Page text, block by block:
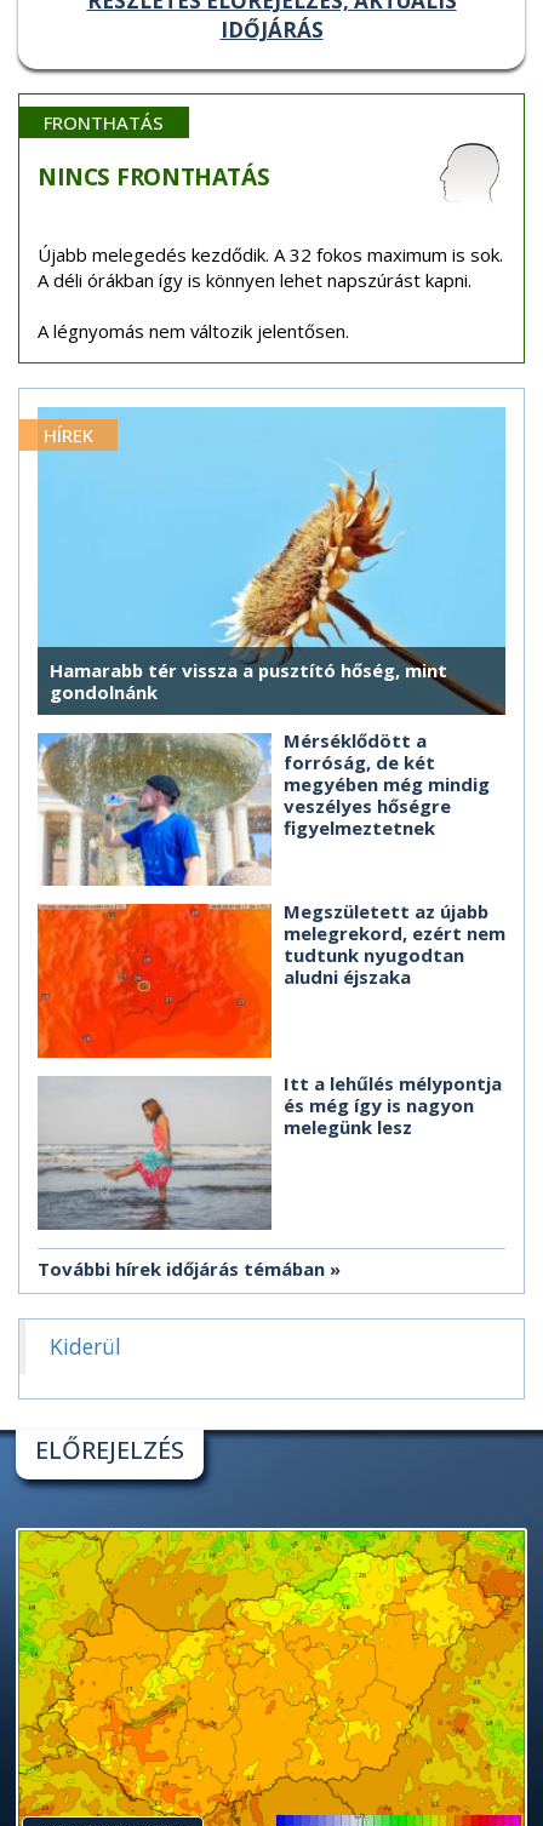
IDŐJÁRÁS
FRONTHATÁS
NINCS FRONTHATÁS
Újabb melegedés kezdődik. A 32 fokos maximum is sok.
A déli órákban így is könnyen lehet napszúrást kapni.
A légnyomás nem változik jelentősen.
HÍREK
Hamarabb tér vissza a pusztító hőség, mint
gondolnánk
Mérséklődött a
forróság, de két
megyében még mindig
veszélyes hőségre
figyelmeztetnek
Megszületett az újabb
melegrekord, ezért nem
tudtunk nyugodtan
aludni éjszaka
Itt a lehűlés mélypontja
és még így is nagyon
melegünk lesz
További hírek időjárás témában
Kiderül
ELŐREJELZÉS